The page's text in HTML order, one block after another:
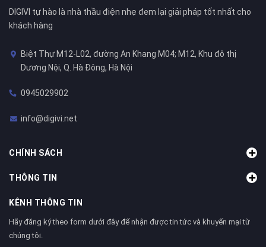
DIGIVI tự hào là nhà thầu điện nhẹ đem lại giải pháp tốt nhất cho
khách hàng
Biệt Thự M12-L02, đường An Khang M04; M12, Khu đô thị
Dương Nội, Q. Hà Đông, Hà Nội
0945029902
info@digivi.net
CHÍNH SÁCH
THÔNG TIN
KÊNH THÔNG TIN
Hãy đăng ký theo form dưới đây để nhận được tin tức và khuyến mại từ
chúng tôi.